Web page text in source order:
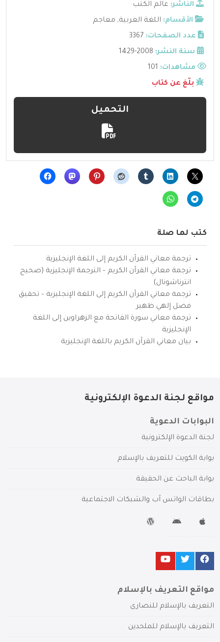
الناشر: عالم الكتب
الأقسام: اللغة العربية, معاجم
عدد الصفحات: 3367
سنة النشر: 2008-1429
مشاهدات:
بلّغ عن كتاب
التحميل
كتب لها صلة
ترجمة معاني القرآن الكريم إلى اللغة الإنجليزية
ترجمة معاني القرآن الكريم – الترجمة الإنجليزية (صحيح
انترناشونال)
ترجمة معاني القرآن الكريم إلى اللغة الإنجليزية – تحقيق
فضل إلهي ظهير
ترجمة معاني سورة الفاتحة مع الزهراوين إلى اللغة
الإنجليزية
بيان معاني القرآن الكريم باللغة الإنجليزية
مواقع لجنة الدعوة الإلكترونية
البوابات الدعوية
لجنة الدعوة الإلكترونية
بوابة الكويت للتعريف بالإسلام
بوابة الباحث عن الحقيقة
بطاقات الواتس آب والشبكات الاجتماعية
مواقع التعريف بالإسلام
التعريف بالإسلام للنصارى
التعريف بالإسلام للملحدين